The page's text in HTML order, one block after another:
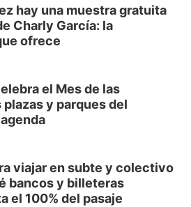
hay una muestra gratuita
Charly García: la
ofrece
el Mes de las
y parques del
viajar en subte y colectivo
bancos y billeteras
el 100% del pasaje